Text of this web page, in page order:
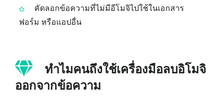
คัดลอกข้อความที่ไม่มีอีโมจิไปใช้ในเอกสาร
ฟอร์ม หรือแอปอื่น
ทำไมคนถึงใช้เครื่องมือลบอิโมจิ
ออกจากข้อความ